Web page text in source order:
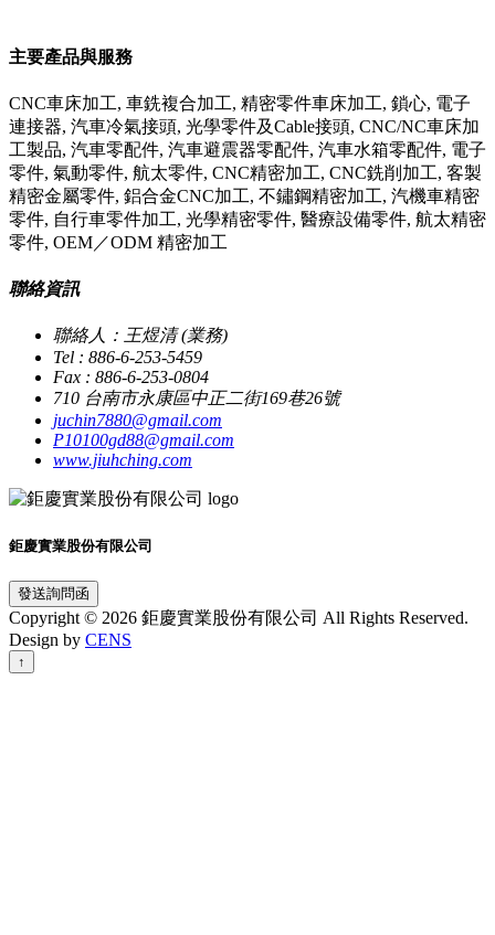
主要產品與服務
CNC車床加工, 車銑複合加工, 精密零件車床加工, 鎖心, 電子
連接器, 汽車冷氣接頭, 光學零件及Cable接頭, CNC/NC車床加
工製品, 汽車零配件, 汽車避震器零配件, 汽車水箱零配件, 電子
零件, 氣動零件, 航太零件, CNC精密加工, CNC銑削加工, 客製
精密金屬零件, 鋁合金CNC加工, 不鏽鋼精密加工, 汽機車精密
零件, 自行車零件加工, 光學精密零件, 醫療設備零件, 航太精密
零件, OEM／ODM 精密加工
聯絡資訊
聯絡人：王煜清 (業務)
Tel : 886-6-253-5459
Fax : 886-6-253-0804
710 台南市永康區中正二街169巷26號
juchin7880@gmail.com
P10100gd88@gmail.com
www.jiuhching.com
鉅慶實業股份有限公司
發送詢問函
Copyright © 2026 鉅慶實業股份有限公司 All Rights Reserved.
Design by CENS
↑